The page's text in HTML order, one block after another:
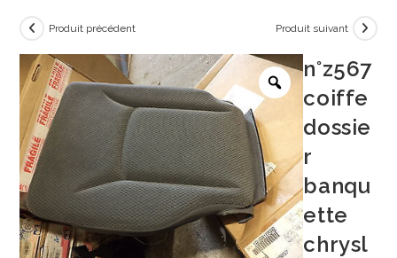
Produit précédent Produit suivant
n°z567
coiffe
dossie
r
banqu
ette
chrysl